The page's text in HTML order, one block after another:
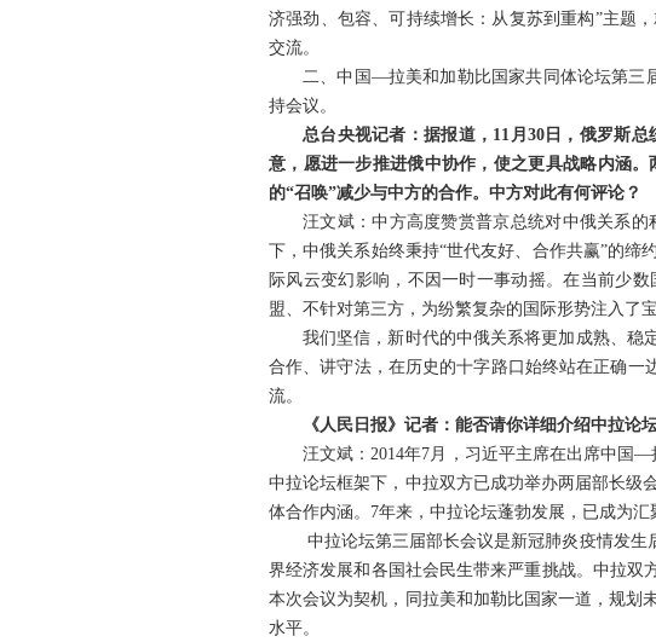
济强劲、包容、可持续增长：从复苏到重构”主题
交流。
二、中国—拉美和加勒比国家共同体论坛第三
持会议。
总台央视记者：据报道，11月30日，俄罗斯
意，愿进一步推进俄中协作，使之更具战略内涵
的“召唤”减少与中方的合作。中方对此有何评论？
汪文斌：中方高度赞赏普京总统对中俄关系
下，中俄关系始终秉持“世代友好、合作共赢”的缔
际风云变幻影响，不因一时一事动摇。在当前少
盟、不针对第三方，为纷繁复杂的国际形势注入了
我们坚信，新时代的中俄关系将更加成熟、稳
合作、讲守法，在历史的十字路口始终站在正确一
流。
《人民日报》记者：能否请你详细介绍中拉论
汪文斌：2014年7月，习近平主席在出席中国
中拉论坛框架下，中拉双方已成功举办两届部长级
体合作内涵。7年来，中拉论坛蓬勃发展，已成为
中拉论坛第三届部长会议是新冠肺炎疫情发
界经济发展和各国社会民生带来严重挑战。中拉双
本次会议为契机，同拉美和加勒比国家一道，规划
水平。